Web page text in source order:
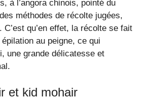
à l’angora chinois, pointé du
méthodes de récolte jugées,
qu’en effet, la récolte se fait
au peigne, ce qui
une grande délicatesse et
et kid mohair